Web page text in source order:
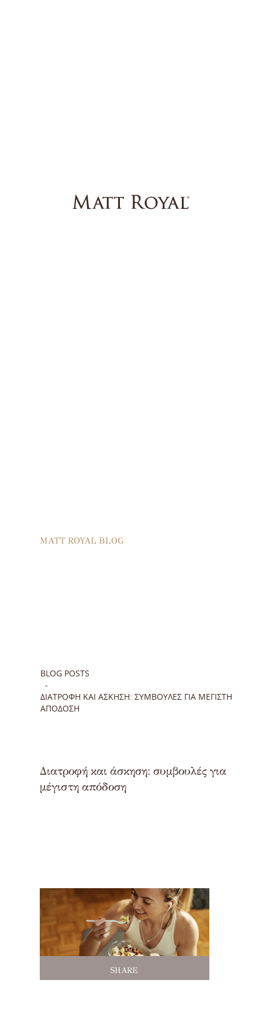
MATT ROYAL BLOG
BLOG POSTS
ΔΙΑΤΡΟΦΉ ΚΑΙ ΆΣΚΗΣΗ: ΣΥΜΒΟΥΛΈΣ ΓΙΑ ΜΈΓΙΣΤΗ
ΑΠΌΔΟΣΗ
Διατροφή και άσκηση: συμβουλές για
μέγιστη απόδοση
SHARE